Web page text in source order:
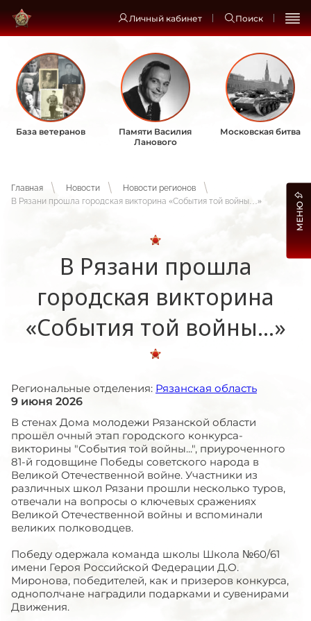
Личный кабинет Поиск
База ветеранов
Памяти Василия
Ланового
Московская битва
Главная Новости
Новости регионов
В Рязани прошла городская викторина «События той войны…»
В Рязани прошла
городская викторина
«События той войны…»
Региональные отделения: Рязанская область
9 июня 2026
В стенах Дома молодежи Рязанской области
прошёл очный этап городского конкурса-
викторины "События той войны...", приуроченного
81-й годовщине Победы советского народа в
Великой Отечественной войне. Участники из
различных школ Рязани прошли несколько туров,
отвечали на вопросы о ключевых сражениях
Великой Отечественной войны и вспоминали
великих полководцев.
Победу одержала команда школы Школа №60/61
имени Героя Российской Федерации Д.О.
Миронова, победителей, как и призеров конкурса,
однополчане наградили подарками и сувенирами
Движения.
МЕНЮ